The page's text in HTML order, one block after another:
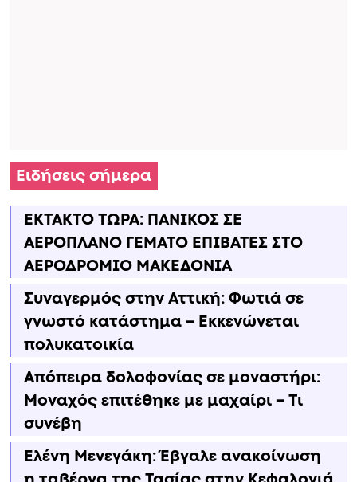
Ειδήσεις σήμερα
ΕΚΤΑΚΤΟ ΤΩΡΑ: ΠΑΝΙΚΟΣ ΣΕ
ΑΕΡΟΠΛΑΝΟ ΓΕΜΑΤΟ ΕΠΙΒΑΤΕΣ ΣΤΟ
ΑΕΡΟΔΡΟΜΙΟ ΜΑΚΕΔΟΝΙΑ
Συναγερμός στην Αττική: Φωτιά σε
γνωστό κατάστημα – Εκκενώνεται
πολυκατοικία
Απόπειρα δολοφονίας σε μοναστήρι:
Μοναχός επιτέθηκε με μαχαίρι – Τι
συνέβη
Ελένη Μενεγάκη: Έβγαλε ανακοίνωση